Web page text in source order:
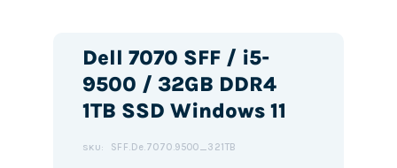
Dell 7070 SFF / i5-
9500 / 32GB DDR4
1TB SSD Windows 11
SKU: SFF.De.7070.9500_321TB